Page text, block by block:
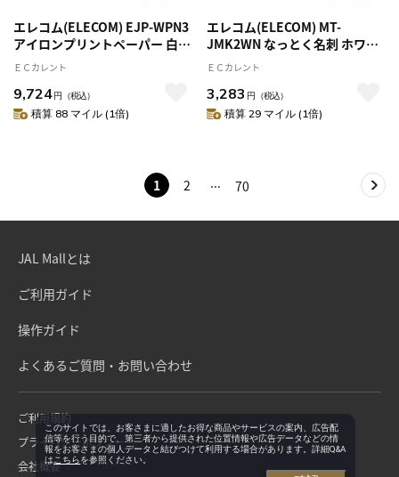
エレコム(ELECOM) EJP-WPN3
アイロンプリントペーパー 白生
地用 A4 10枚 x5セット
ＥＣカレント
9,724円 （税込）
積算 88 マイル (1倍)
エレコム(ELECOM) MT-
JMK2WN なっとく名刺 ホワイ
ト マルチプリント 両面･厚口 A4
ＥＣカレント
3,283 円 （税込）
積算 29 マイル (1倍)
1 2 70
JAL Mallとは
ご利用ガイド
操作ガイド
よくあるご質問・お問い合わせ
ご利用規約
プライバシーポリシー
会社概要
このサイトでは、お客さまに適したお得な商品やサービスの案内、広告配
信等を行う目的で、第三者から提供された位置情報や広告データなどの情
報をお客さまの個人データと結びつけて利用する場合があります。詳細Q&A
はこちらを参照ください。